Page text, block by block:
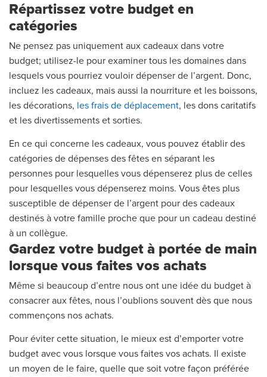
Répartissez votre budget en
catégories
Ne pensez pas uniquement aux cadeaux dans votre
budget; utilisez-le pour examiner tous les domaines dans
lesquels vous pourriez vouloir dépenser de l’argent. Donc,
incluez les cadeaux, mais aussi la nourriture et les boissons,
les décorations, les frais de déplacement, les dons caritatifs
et les divertissements et sorties.
En ce qui concerne les cadeaux, vous pouvez établir des
catégories de dépenses des fêtes en séparant les
personnes pour lesquelles vous dépenserez plus de celles
pour lesquelles vous dépenserez moins. Vous êtes plus
susceptible de dépenser de l’argent pour des cadeaux
destinés à votre famille proche que pour un cadeau destiné
à un collègue.
Gardez votre budget à portée de main
lorsque vous faites vos achats
Même si beaucoup d’entre nous ont une idée du budget à
consacrer aux fêtes, nous l’oublions souvent dès que nous
commençons nos achats.
Pour éviter cette situation, le mieux est d’emporter votre
budget avec vous lorsque vous faites vos achats. Il existe
un moyen de le faire, quelle que soit votre façon préférée